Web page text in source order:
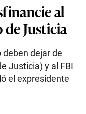
al
Justicia
deben dejar de
Justicia) y al FBI
el expresidente